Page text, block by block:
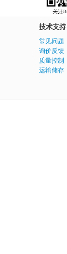
技术支持
常见问题
询价反馈
质量控制
运输储存